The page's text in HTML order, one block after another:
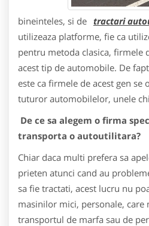
bineinteles, si de tractari
utilizeaza platforme, fie ca
pentru metoda clasica, firmele
acest tip de automobile. De
este ca firmele de acest gen se
tuturor automobilelor, unele
De ce sa alegem o firma
transporta o autoutilitara?
Chiar daca multi prefera sa
prieten atunci cand au
sa fie tractati, acest lucru nu
masinilor mici, personale, care
transportul de marfa sau de